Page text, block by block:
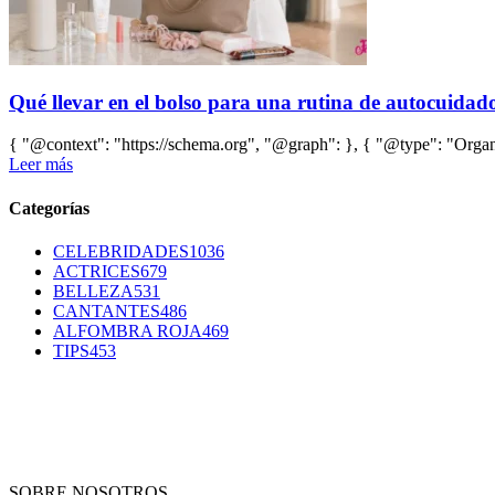
Qué llevar en el bolso para una rutina de
{ "@context": "https://schema.org", "@graph": }, { "@type":
Leer más
Categorías
CELEBRIDADES1036
ACTRICES679
BELLEZA531
CANTANTES486
ALFOMBRA ROJA469
TIPS453